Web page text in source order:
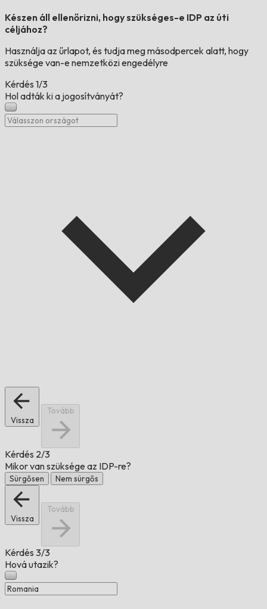
Készen áll ellenőrizni, hogy szükséges-e IDP az úti
céljához?
Használja az űrlapot, és tudja meg másodpercek alatt, hogy
szüksége van-e nemzetközi engedélyre
Kérdés 1/3
Hol adták ki a jogosítványát?
Vissza
Tovább
Kérdés 2/3
Mikor van szüksége az IDP-re?
Sürgősen Nem sürgős
Vissza
Tovább
Kérdés 3/3
Hová utazik?